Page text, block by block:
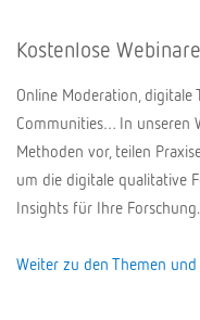
Kostenlose Webinare
Online Moderation, digitale
Communities… In unseren
Methoden vor, teilen
um die digitale qualitative
Insights für Ihre Forschung.
Weiter zu den Themen und